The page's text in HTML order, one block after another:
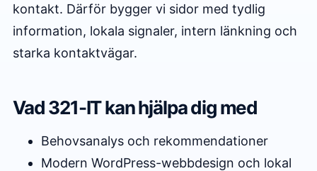
kontakt. Därför bygger vi sidor med tydlig
information, lokala signaler, intern länkning och
starka kontaktvägar.
Vad 321-IT kan hjälpa dig med
Behovsanalys och rekommendationer
Modern WordPress-webbdesign och lokal